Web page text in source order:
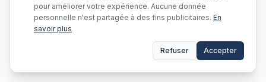
pour améliorer votre expérience. Aucune donnée
personnelle n'est partagée à des fins publicitaires. En
savoir plus
Refuser Accepter